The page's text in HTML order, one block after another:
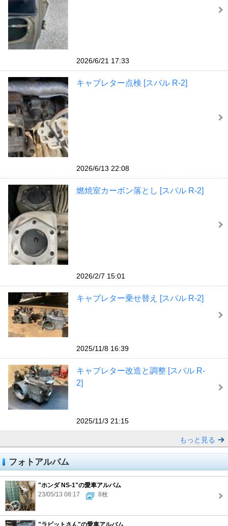
2026/6/21 17:33
キャブレター点検 [スバル R-2]
2026/6/13 22:08
燃焼室カーボン落とし [スバル R-2]
2026/2/7 15:01
キャブレター乗せ替え [スバル R-2]
2025/11/8 16:39
キャブレター改造と調整 [スバル R-
2]
2025/11/3 21:15
もっと見る
フォトアルバム
"ホンダ NS-1"の愛車アルバム
23/05/13 08:17
8枚